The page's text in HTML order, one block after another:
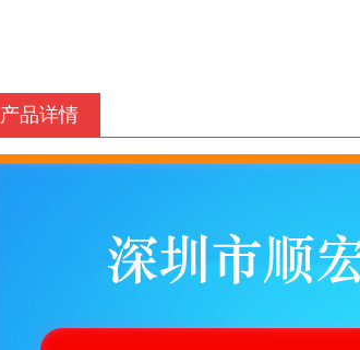
产品详情